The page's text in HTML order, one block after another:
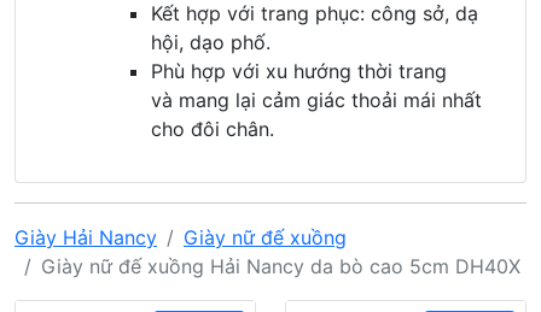
Kết hợp với trang phục: công sở, dạ
hội, dạo phố.
Phù hợp với xu hướng thời trang
và mang lại cảm giác thoải mái nhất
cho đôi chân.
Giày Hải Nancy
Giày nữ đế xuồng
Giày nữ đế xuồng Hải Nancy da bò cao 5cm DH40X